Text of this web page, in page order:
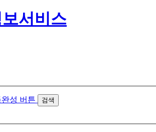
검색